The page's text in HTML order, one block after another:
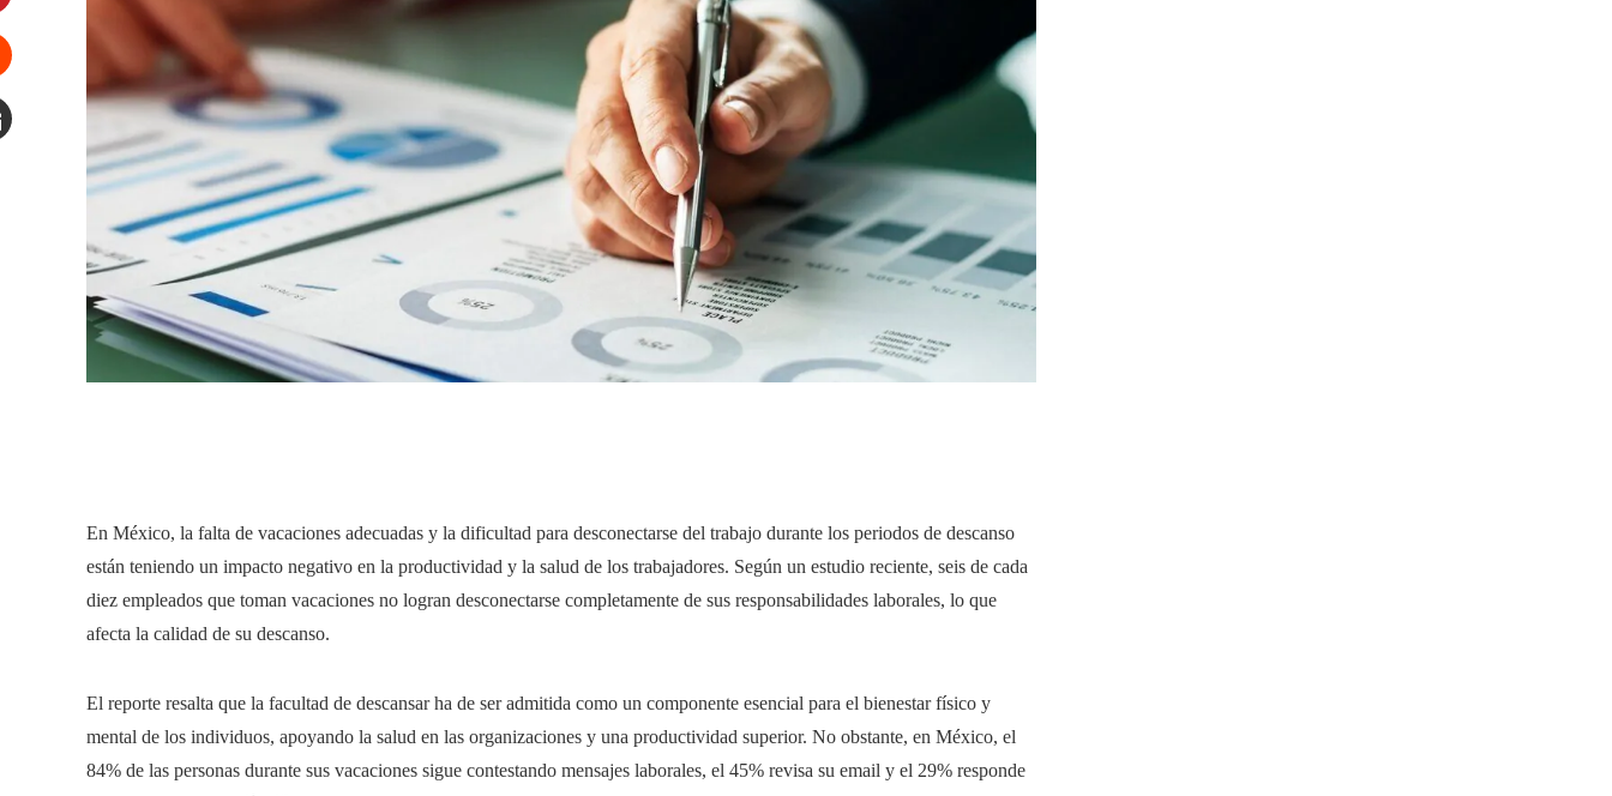
​En México, la falta de vacaciones adecuadas y la dificultad para desconectarse del trabajo durante los periodos de descanso
están teniendo un impacto negativo en la productividad y la salud de los trabajadores. Según un estudio reciente, seis de cada
diez empleados que toman vacaciones no logran desconectarse completamente de sus responsabilidades laborales, lo que
afecta la calidad de su descanso.​
El reporte resalta que la facultad de descansar ha de ser admitida como un componente esencial para el bienestar físico y
mental de los individuos, apoyando la salud en las organizaciones y una productividad superior. No obstante, en México, el
84% de las personas durante sus vacaciones sigue contestando mensajes laborales, el 45% revisa su email y el 29% responde